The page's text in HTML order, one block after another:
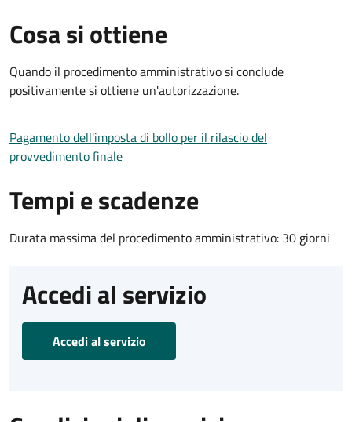
Cosa si ottiene
Quando il procedimento amministrativo si conclude
positivamente si ottiene un'autorizzazione.
Pagamento dell'imposta di bollo per il rilascio del
provvedimento finale
Tempi e scadenze
Durata massima del procedimento amministrativo: 30 giorni
Accedi al servizio
Accedi al servizio